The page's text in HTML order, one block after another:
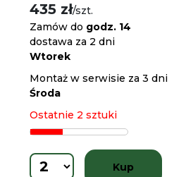
435 zł/szt.
Zamów do godz. 14
dostawa za 2 dni
Wtorek
Montaż w serwisie za 3 dni
Środa
Ostatnie 2 sztuki
Kup